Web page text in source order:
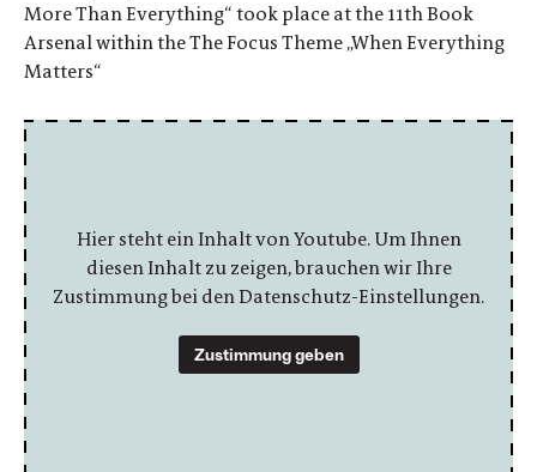
More Than Everything“ took place at the 11th Book
Arsenal within the The Focus Theme „When Everything
Matters“
Hier steht ein Inhalt von Youtube. Um Ihnen
diesen Inhalt zu zeigen, brauchen wir Ihre
Zustimmung bei den Datenschutz-Einstellungen.
Zustimmung geben